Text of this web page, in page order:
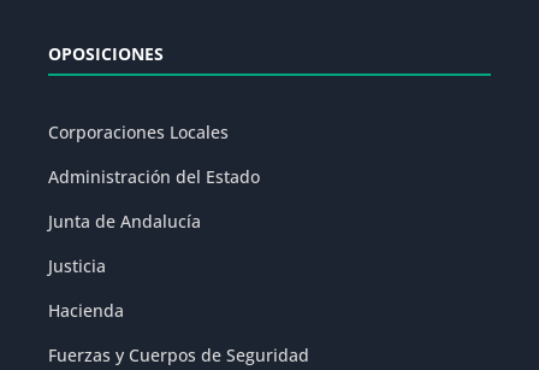
OPOSICIONES
Corporaciones Locales
Administración del Estado
Junta de Andalucía
Justicia
Hacienda
Fuerzas y Cuerpos de Seguridad